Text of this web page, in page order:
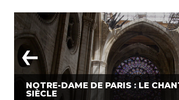
NOTRE-DAME DE PARIS : LE
SIÈCLE